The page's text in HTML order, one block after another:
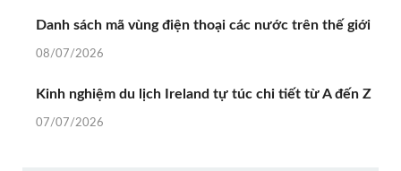
Danh sách mã vùng điện thoại các nước trên thế giới
08/07/2026
Kinh nghiệm du lịch Ireland tự túc chi tiết từ A đến Z
07/07/2026